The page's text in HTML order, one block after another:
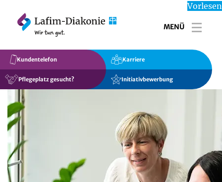
Vorlesen
MENÜ
Kundentelefon
Pflegeplatz gesucht?
Karriere
Initiativbewerbung